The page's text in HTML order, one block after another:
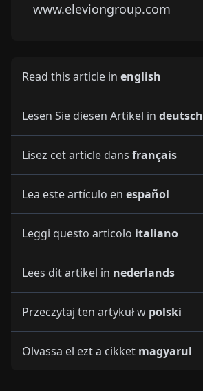
www.eleviongroup.com
Read this article in english
Lesen Sie diesen Artikel in deutsch
Lisez cet article dans français
Lea este artículo en español
Leggi questo articolo italiano
Lees dit artikel in nederlands
Przeczytaj ten artykuł w polski
Olvassa el ezt a cikket magyarul